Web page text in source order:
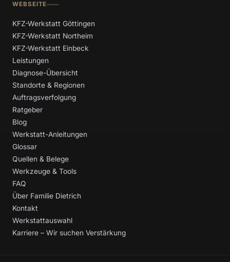
WEBSEITE
KFZ-Werkstatt Göttingen
KFZ-Werkstatt Northeim
KFZ-Werkstatt Einbeck
Leistungen
Diagnose-Übersicht
Standorte & Regionen
Auftragsverfolgung
Ratgeber
Blog
Werkstatt-Anleitungen
Glossar
Quellen & Belege
Werkzeuge & Tools
FAQ
Über Familie Dietrich
Kontakt
Werkstattauswahl
Karriere – Wir suchen Verstärkung